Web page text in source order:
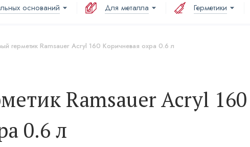
Корзина
оснований Для металла Герметики
герметик Ramsauer Acryl 160 Коричневая охра 0.6 л
Ramsauer Acryl 160
0.6 л